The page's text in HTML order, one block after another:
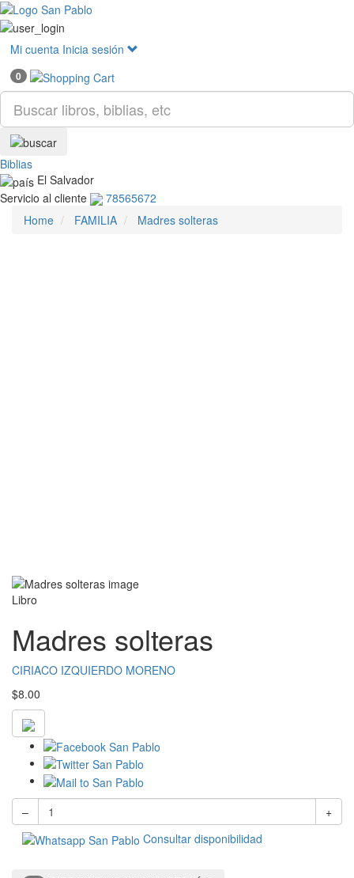
Mi cuenta Inicia sesión
0
Biblias
El Salvador
Servicio al cliente
78565672
Home
FAMILIA Madres solteras
Libro
Madres solteras
CIRIACO IZQUIERDO MORENO
$8.00
–
+
Consultar disponibilidad